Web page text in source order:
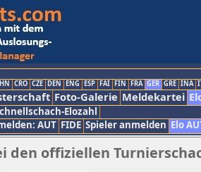
CRO CZE DEN ENG ESP FAI FIN FRA GER GRE INA
Foto-Galerie Meldekartei
Elozahl
AUT FIDE Spieler anmelden Elo
den offiziellen